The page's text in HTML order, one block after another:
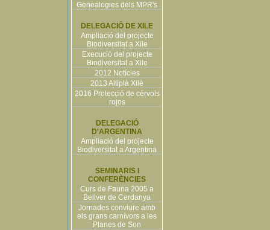
Genealogies dels MPR's
DELEGACIÓ DE XILE
Ampliació del projecte
Biodiversitat a Xile
Execució del projecte
Biodiversitat a Xile
2012 Notícies
2013 Altiplà Xilè
2016 Protecció de cérvols
rojos
DELEGACIÓ
D'ARGENTINA
Ampliació del projecte
Biodiversitat a Argentina
SEMINARIS I
CONFERÈNCIES
Curs de Fauna 2005 a
Bellver de Cerdanya
Jornades conviure amb
els grans carnívors a les
Planes de Son